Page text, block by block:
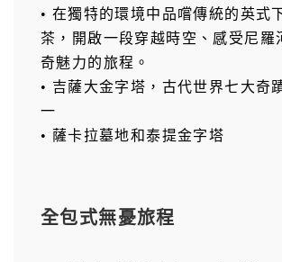
• 在獨特的環境中品嚐傳統的英式
茶，開啟一段穿越時空、感受尼羅
奇魅力的旅程。
• 吉薩大金字塔，古代世界七大奇
一
• 薩卡拉墓地和泰提金字塔
全包式無憂旅程